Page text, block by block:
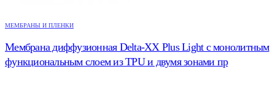
МЕМБРАНЫ И ПЛЕНКИ
Мембрана диффузионная Delta-XX Plus Light с монолитным
функциональным слоем из TPU и двумя зонами пр